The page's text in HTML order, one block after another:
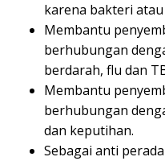
karena bakteri
Membantu
berhubungan
berdarah, flu dan
Membantu
berhubungan
dan keputihan.
Sebagai anti